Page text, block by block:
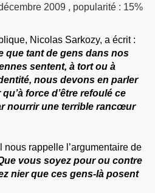
2009 , popularité : 15%
Nicolas Sarkozy, a écrit :
que tant de gens dans nos
sentent, à tort ou à
nous devons en parler
force d’être refoulé ce
nourrir une terrible rancœur
nous rappelle l’argumentaire de
vous soyez pour ou contre
nier que ces gens-là posent